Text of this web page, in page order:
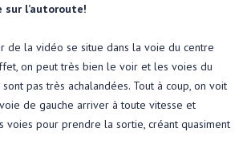
sur l’autoroute!
de la vidéo se situe dans la voie du centre
on peut très bien le voir et les voies du
pas très achalandées. Tout à coup, on voit
de gauche arriver à toute vitesse et
voies pour prendre la sortie, créant quasiment